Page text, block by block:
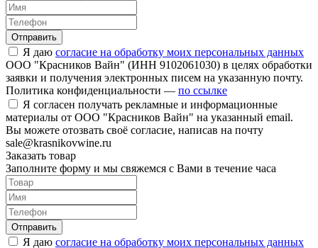
Отправить
Я даю согласие на обработку моих персональных данных
ООО "Красников Вайн" (ИНН 9102061030) в целях обработки
заявки и получения электронных писем на указанную почту.
Политика конфиденциальности — по ссылке
Я согласен получать рекламные и информационные
материалы от ООО "Красников Вайн" на указанный email.
Вы можете отозвать своё согласие, написав на почту
sale@krasnikovwine.ru
Заказать товар
Заполните форму и мы свяжемся с Вами в течение часа
Отправить
Я даю согласие на обработку моих персональных данных